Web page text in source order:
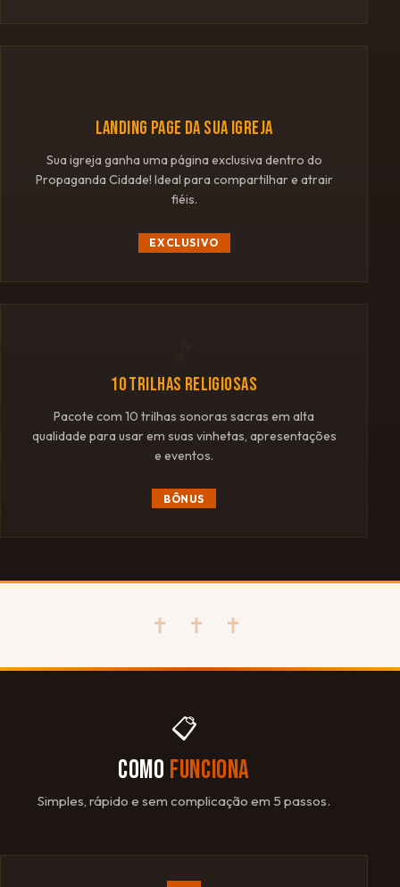
LANDING PAGE DA SUA IGREJA
Sua igreja ganha uma página exclusiva dentro do
Propaganda Cidade! Ideal para compartilhar e atrair
fiéis.
EXCLUSIVO
10 TRILHAS RELIGIOSAS
Pacote com 10 trilhas sonoras sacras em alta
qualidade para usar em suas vinhetas, apresentações
e eventos.
BÔNUS
✝ ✝ ✝
📋
COMO FUNCIONA
Simples, rápido e sem complicação em 5 passos.